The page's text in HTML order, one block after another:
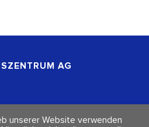
AG
unserer Website verwenden